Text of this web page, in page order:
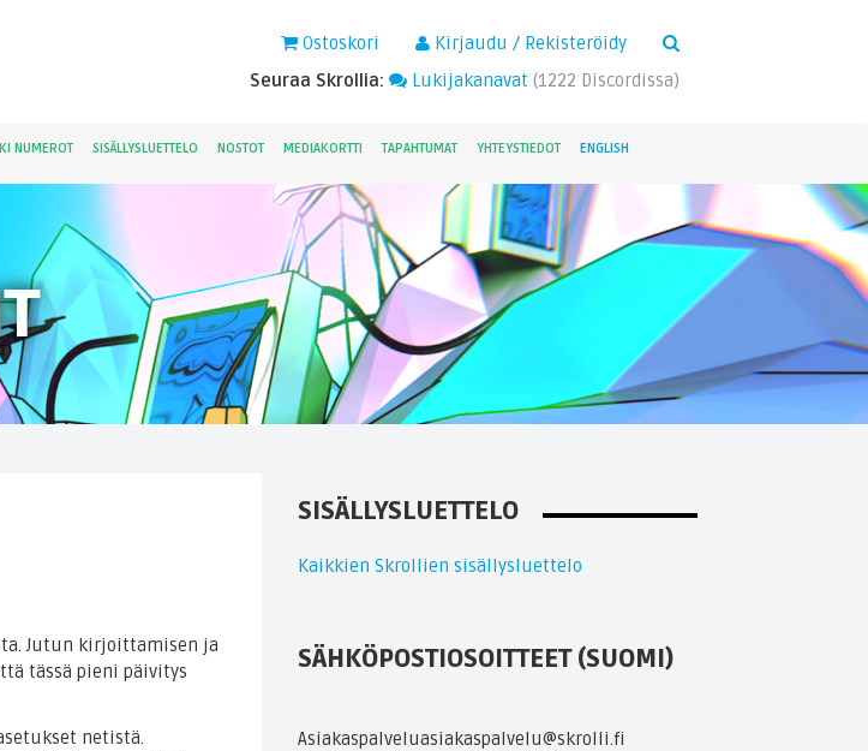
Kirjaudu / Rekisteröidy
Ostoskori
Seuraa Skrollia:
Lukijakanavat (1222 Discordissa)
NUMEROT SISÄLLYSLUETTELO NOSTOT MEDIAKORTTI TAPAHTUMAT YHTEYSTIEDOT ENGLISH
Jutun kirjoittamisen ja
tässä pieni päivitys
netistä.
SISÄLLYSLUETTELO
Kaikkien Skrollien sisällysluettelo
SÄHKÖPOSTIOSOITTEET (SUOMI)
Asiakaspalveluasiakaspalvelu@skrolli.fi